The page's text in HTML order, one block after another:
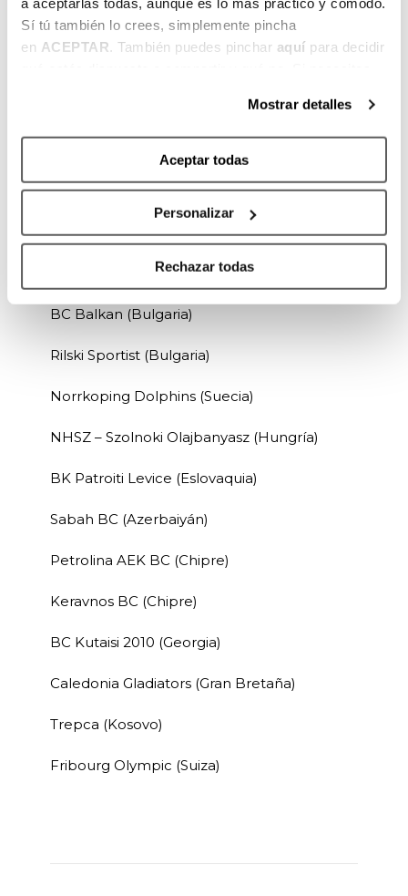
Sí tú también lo crees, simplemente pincha
en ACEPTAR. También puedes pinchar aquí para decidir
Mostrar detalles
Aceptar todas
Personalizar
Rechazar todas
Anwil Wloclawek (Polonia)
BC Kalev/Cramo (Estonia)
BC Pärnu Sadam (Estonia)
CSM Oradea (Rumanía)
FC Arges Pitesti (Rumanía)
BC Balkan (Bulgaria)
Rilski Sportist (Bulgaria)
Norrkoping Dolphins (Suecia)
NHSZ – Szolnoki Olajbanyasz (Hungría)
BK Patroiti Levice (Eslovaquia)
Sabah BC (Azerbaiyán)
Petrolina AEK BC (Chipre)
Keravnos BC (Chipre)
BC Kutaisi 2010 (Georgia)
Caledonia Gladiators (Gran Bretaña)
Trepca (Kosovo)
Fribourg Olympic (Suiza)